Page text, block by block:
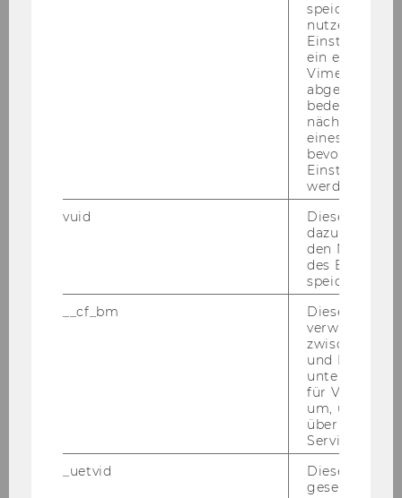
lungs­ar­beit und/oder in der an­ge­wand­ten
Über­nah­me von Ma­nage­ment­auf­ga­ben im In­
Not­wen­di­ge Kennt­nis­se und Qua­li­fi­ka­tio­nen:
ab­ge­schlos­se­nes wirt­schafts­päd­ago­gi­sches
lang­jäh­ri­ge Be­rufs­er­fah­rung im schu­li­schen
oder Hochschul-​Kontext oder im Be­reich der
be­trieb­li­chen Wei­ter­bil­dung/Er­wach­se­nen­bil­
Er­fah­run­gen in der uni­ver­si­tä­ren Lehre, vor
allem im wirt­schafts­päd­ago­gi­schen Kon­text
Er­wünsch­te Kennt­nis­se und Qua­li­fi­ka­tio­nen:
Er­fah­run­gen in in­ter­na­tio­na­len Bil­dungs­ko­ope­
Er­fah­run­gen mit Ma­nage­ment­auf­ga­ben in uni­
Bitte be­wer­ben Sie sich auf un­se­rer Home­page
http://www.wu.ac.at/jobs
speichert
ein
Vimeo-Video
abgespielt
bedeutet,
nächsten
eines Vimeo-
bevorzugten
werden.
vuid
Dieser
dazu
den
des
speichern.
__cf_bm
Dieses
verwendet,
zwischen
und Bots zu
für Vimeo
um, um
über die
Service zu
_uetvid
Dieses
gesetzt, um